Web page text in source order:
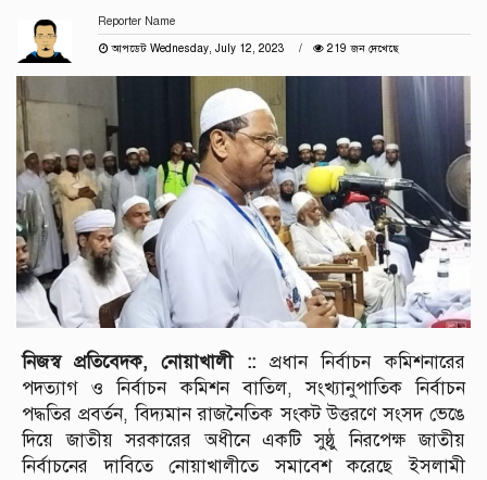
Reporter Name
আপডেট Wednesday, July 12, 2023
219 জন দেখেছে
নিজস্ব প্রতিবেদক, নোয়াখালী :: প্রধান নির্বাচন কমিশনারের
পদত্যাগ ও নির্বাচন কমিশন বাতিল, সংখ্যানুপাতিক নির্বাচন
পদ্ধতির প্রবর্তন, বিদ্যমান রাজনৈতিক সংকট উত্তরণে সংসদ ভেঙে
দিয়ে জাতীয় সরকারের অধীনে একটি সুষ্ঠু নিরপেক্ষ জাতীয়
নির্বাচনের দাবিতে নোয়াখালীতে সমাবেশ করেছে ইসলামী